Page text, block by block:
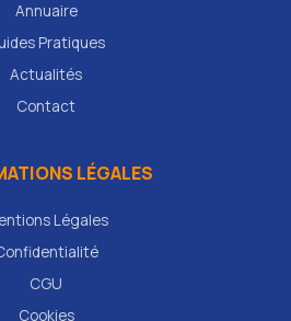
Annuaire
Pratiques
Actualités
Contact
LÉGALES
Légales
CGU
Cookies